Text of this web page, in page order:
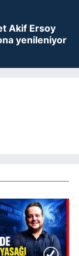
Akif Ersoy
yenileniyor